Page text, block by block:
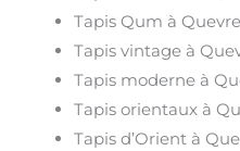
Tapis Qum à
Tapis vintage à
Tapis moderne à
Tapis orientaux à
Tapis d’Orient à